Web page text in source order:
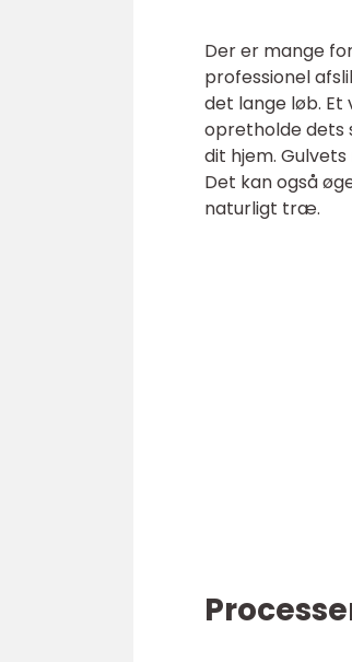
Der er mange
professionel
det lange løb.
opretholde dets
dit hjem.
Det kan også
naturligt træ.